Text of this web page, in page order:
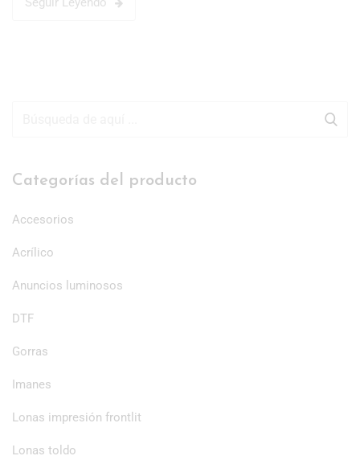
Categorías del producto
Accesorios
Acrílico
Anuncios luminosos
DTF
Gorras
Imanes
Lonas impresión frontlit
Lonas toldo